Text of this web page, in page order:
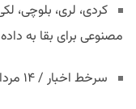
کردی، لری، بلوچی،
مصنوعی برای بقا به داده
سرخط اخبار / ۱۴ مرداد ۱۴۰۵